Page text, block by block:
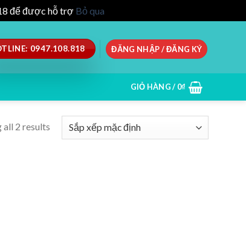
để được hỗ trợ Bỏ qua
0947.108.818 ĐĂNG NHẬP / ĐĂNG KÝ
GIỎ HÀNG / 0₫
all 2 results